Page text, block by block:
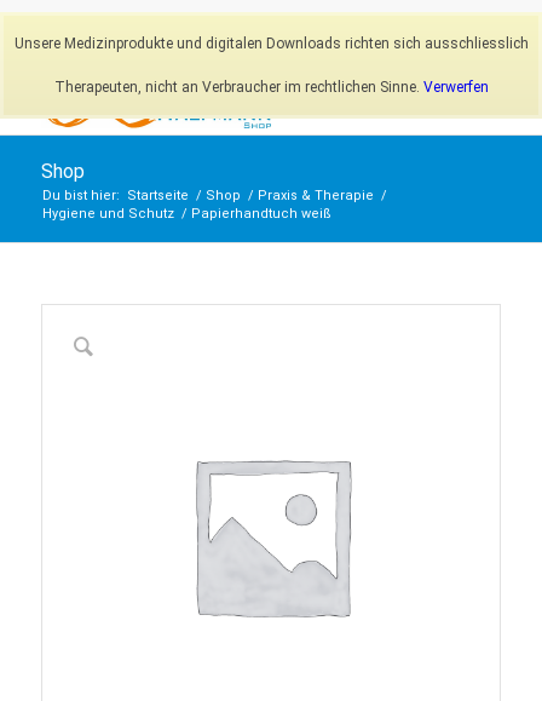
Unsere Medizinprodukte und digitalen Downloads richten sich ausschliesslich
Therapeuten, nicht an Verbraucher im rechtlichen Sinne. Verwerfen
Newsletter Mein Konto
Shop
Du bist hier: Startseite / Shop / Praxis & Therapie /
Hygiene und Schutz / Papierhandtuch weiß